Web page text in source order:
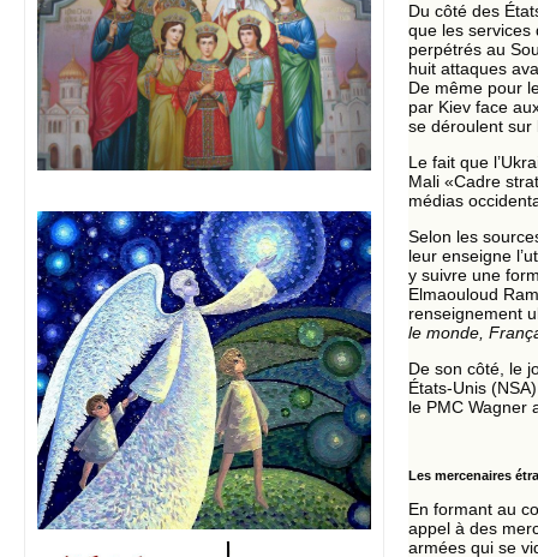
Du côté des
que les services
perpétrés au
huit attaques
De même pour
par Kiev face
se déroulent sur
Le fait que
Mali «Cadre
médias
Selon les
leur enseigne
y suivre une
Elmaouloud
renseignement
le monde,
De son côté, le
États-Unis
le PMC Wagner
Les mercenaires
En formant au
appel à des
armées qui se